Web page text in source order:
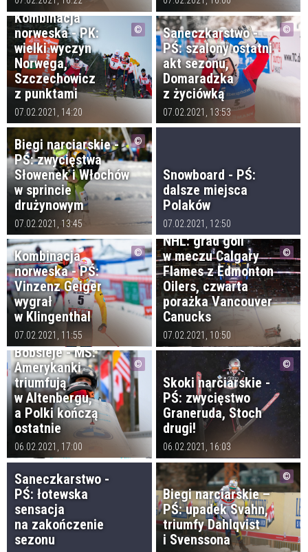
Kombinacja
norweska - PK:
wielki wyczyn
Norwega,
Szczechowicz
z punktami
07.02.2021, 14:20
Saneczkarstwo -
PŚ: szalony ostatni
akt sezonu,
Domaradzka
z życiówką
07.02.2021, 13:53
Biegi narciarskie -
PŚ: zwycięstwa
Słowenek i Włochów
w sprincie
drużynowym
07.02.2021, 13:45
Snowboard - PŚ:
dalsze miejsca
Polaków
07.02.2021, 12:50
Kombinacja
norweska - PŚ:
Vinzenz Geiger
wygrał
w Klingenthal
07.02.2021, 11:55
NHL: grad goli
w meczu Calgary
Flames z Edmonton
Oilers, czwarta
porażka Vancouver
Canucks
07.02.2021, 10:50
Bobsleje - MŚ:
Amerykanki
triumfują
w Altenbergu,
a Polki kończą
ostatnie
06.02.2021, 17:00
Skoki narciarskie -
PŚ: zwycięstwo
Graneruda, Stoch
drugi!
06.02.2021, 16:03
Saneczkarstwo -
PŚ: łotewska
sensacja
na zakończenie
sezonu
Biegi narciarskie –
PŚ: upadek Svahn,
triumfy Dahlqvist
i Svenssona